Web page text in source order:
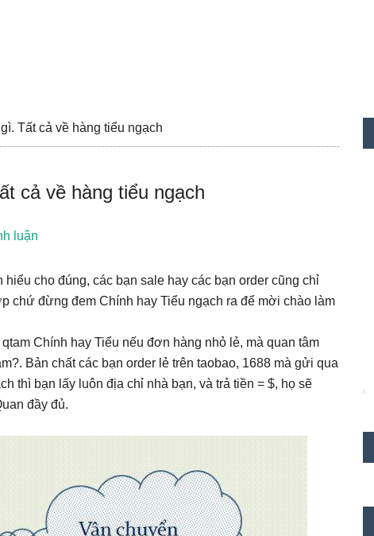
Tất cả về hàng tiểu ngạch
cả về hàng tiểu ngạch
luận
cho đúng, các bạn sale hay các bạn order cũng chỉ
chứ đừng đem Chính hay Tiểu ngạch ra để mời chào làm
Chính hay Tiểu nếu đơn hàng nhỏ lẻ, mà quan tâm
Bản chất các bạn order lẻ trên taobao, 1688 mà gửi qua
thì bạn lấy luôn địa chỉ nhà bạn, và trả tiền = $, họ sẽ
đầy đủ.